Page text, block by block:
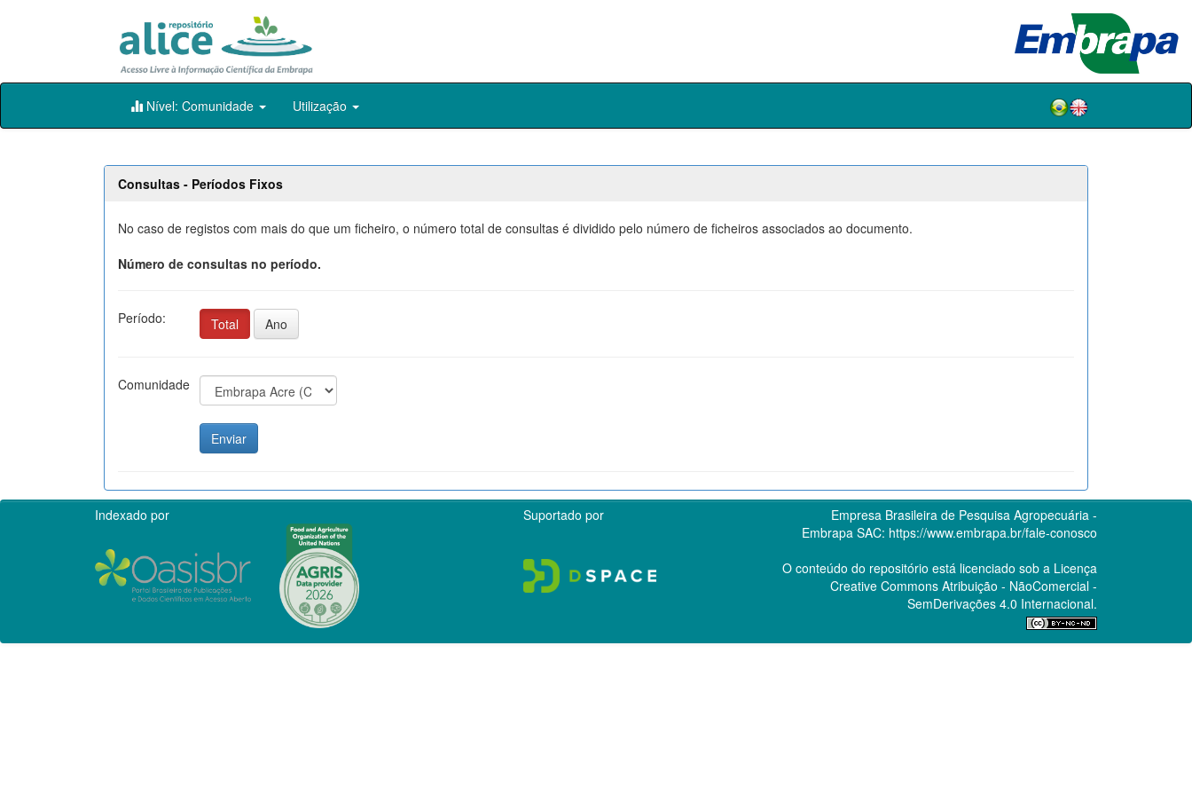
Skip
Nível: Comunidade Utilização
Consultas - Períodos Fixos
No caso de registos com mais do que um ficheiro, o número total de consultas é dividido pelo número de ficheiros associados ao documento.
Número de consultas no período.
Período: Total Ano
Comunidade
Indexado por Suportado por
Empresa Brasileira de Pesquisa Agropecuária -
Embrapa SAC: https://www.embrapa.br/fale-conosco
O conteúdo do repositório está licenciado sob a Licença
Creative CommonsAtribuição - NãoComercial -
SemDerivações 4.0 Internacional.